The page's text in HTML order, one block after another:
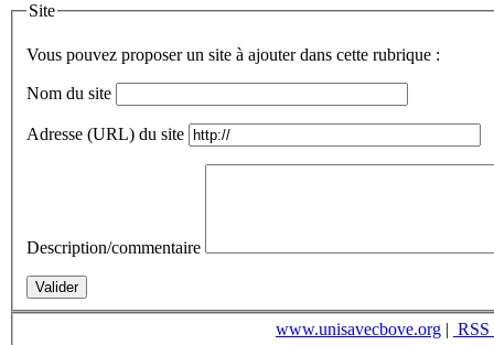
Site
Vous pouvez proposer un site à ajouter dans cette rubrique :
Nom du site
Adresse (URL) du site
Description/commentaire
www.unisavecbove.org | RSS